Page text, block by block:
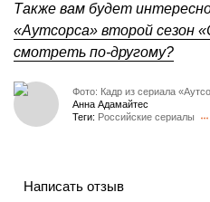
Также вам будет
«Аутсорса» второй сезон
смотреть по-другому?
Фото: Кадр из сериала
Анна Адамайтес
Теги: Российские сериалы
Написать отзыв